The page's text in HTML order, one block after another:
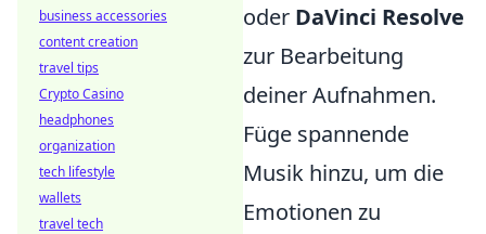
oder DaVinci Resolve
zur Bearbeitung
deiner Aufnahmen.
Füge spannende
Musik hinzu, um die
Emotionen zu
business accessories
content creation
travel tips
Crypto Casino
headphones
organization
tech lifestyle
wallets
travel tech